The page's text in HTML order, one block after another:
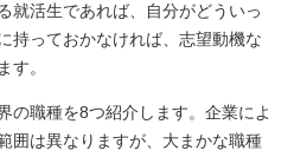
就活生であれば、自分がどういっ
持っておかなければ、志望動機な
す。
の職種を8つ紹介します。企業によ
囲は異なりますが、大まかな職種